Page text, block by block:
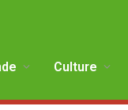
Culture